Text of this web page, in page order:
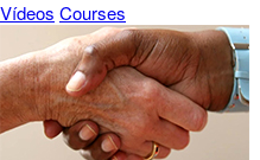
Vídeos Courses